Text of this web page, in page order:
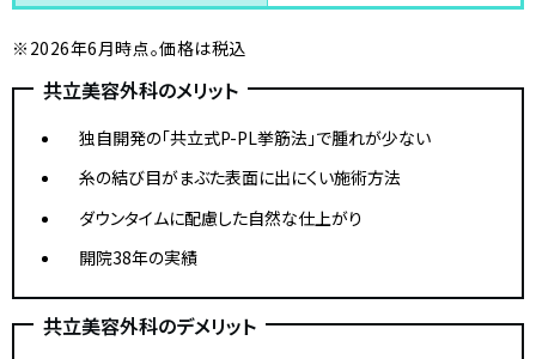
※2026年6月時点。価格は税込
共立美容外科のメリット
独自開発の「共立式P-PL挙筋法」で腫れが少ない
糸の結び目がまぶた表面に出にくい施術方法
ダウンタイムに配慮した自然な仕上がり
開院38年の実績
共立美容外科のデメリット